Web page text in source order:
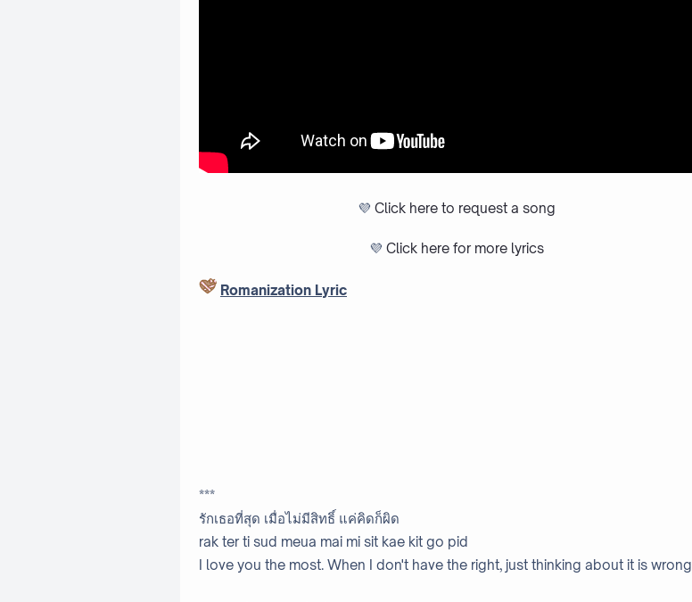
💜 Click here to request a song
💜 Click here for more lyrics
Romanization Lyric
***
รักเธอที่สุด เมื่อไม่มีสิทธิ์ แค่คิดก็ผิด
rak ter ti sud meua mai mi sit kae kit go pid
I love you the most. When I don't have the right, just thinking about it is wrong